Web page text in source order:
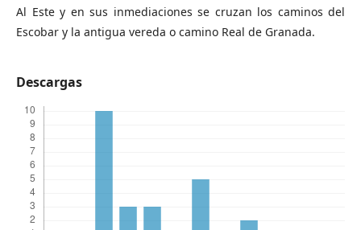
Al Este y en sus inmediaciones se cruzan los caminos del
Escobar y la antigua vereda o camino Real de Granada.
Descargas